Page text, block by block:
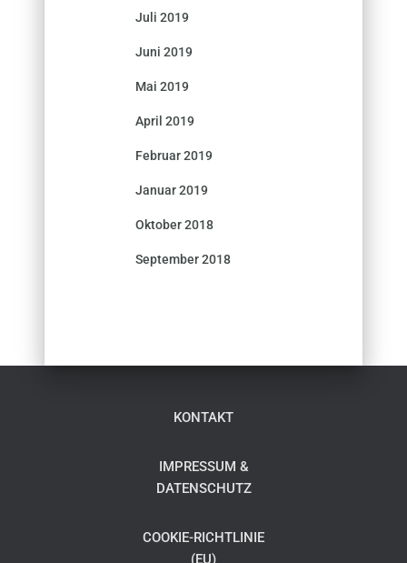
Juli 2019
Juni 2019
Mai 2019
April 2019
Februar 2019
Januar 2019
Oktober 2018
September 2018
KONTAKT
IMPRESSUM &
DATENSCHUTZ
COOKIE-RICHTLINIE
(EU)